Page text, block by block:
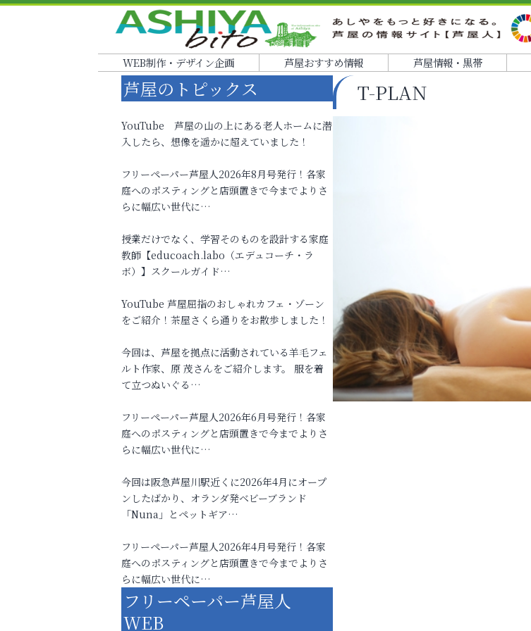
WEB制作・デザイン企画 芦屋おすすめ情報 芦屋情報・黒帯
T-PLAN
芦屋のトピックス
YouTube 芦屋の山の上にある老人ホームに潜
入したら、想像を遥かに超えていました！
フリーペーパー芦屋人2026年8月号発行！各家
庭へのポスティングと店頭置きで今までよりさ
らに幅広い世代に…
授業だけでなく、学習そのものを設計する家庭
教師【educoach.labo（エデュコーチ・ラ
ボ）】スクールガイド…
YouTube 芦屋屈指のおしゃれカフェ・ゾーン
をご紹介！茶屋さくら通りをお散歩しました！
今回は、芦屋を拠点に活動されている羊毛フェ
ルト作家、原 茂さんをご紹介します。 服を着
て立つぬいぐる…
フリーペーパー芦屋人2026年6月号発行！各家
庭へのポスティングと店頭置きで今までよりさ
らに幅広い世代に…
今回は阪急芦屋川駅近くに2026年4月にオープ
ンしたばかり、オランダ発ベビーブランド
「Nuna」とペットギア…
フリーペーパー芦屋人2026年4月号発行！各家
庭へのポスティングと店頭置きで今までよりさ
らに幅広い世代に…
フリーペーパー芦屋人
WEB